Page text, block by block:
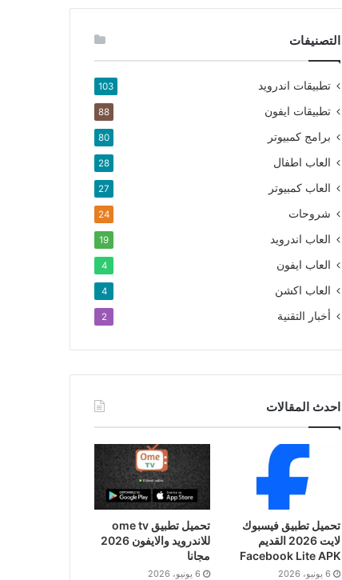
التصنيفات
تطبيقات اندرويد 103
تطبيقات ايفون 88
برامج كمبيوتر 80
العاب اطفال 28
العاب كمبيوتر 27
شروحات 24
العاب اندرويد 19
العاب ايفون 4
العاب اكشن 4
أخبار التقنية 2
احدث المقالات
تحميل تطبيق فيسبوك
لايت 2026 القديم
Facebook Lite APK
6 يونيو، 2026
تحميل تطبيق ome tv
للاندرويد والايفون 2026
مجانا
6 يونيو، 2026